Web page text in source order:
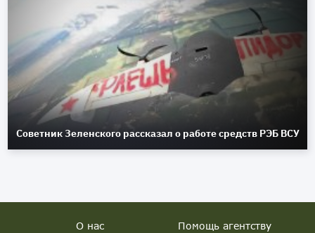
Советник Зеленского рассказал о работе средств РЭБ ВСУ
О нас Помощь агентству